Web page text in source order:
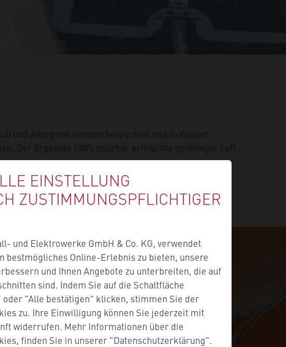
und Allergene werden befeuchtet und in Wasser
Der Ergebnis 100% spürbar erfrischte gereinigte Luft.
EINSTELLUNG
ZUSTIMMUNGS­PFLICHTIGER
und Elektrowerke GmbH & Co. KG, verwendet
bestmögliches Online-Erlebnis zu bieten, unsere
und Ihnen Angebote zu unterbreiten, die auf
sind. Indem Sie auf die Schaltfläche
oder "Alle bestätigen" klicken, stimmen Sie der
zu. Ihre Einwilligung können Sie jederzeit mit
widerrufen. Mehr Informationen über die
finden Sie in unserer "Datenschutzerklärung".